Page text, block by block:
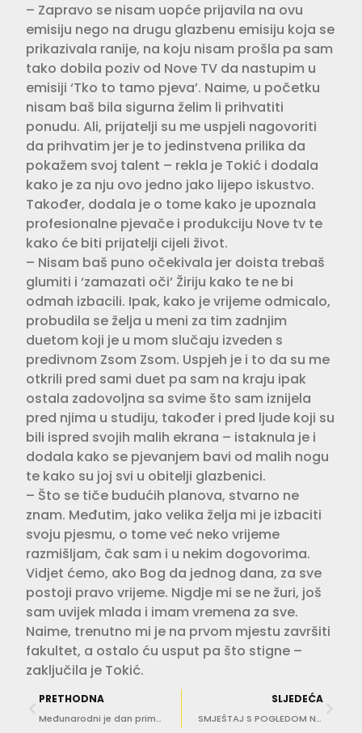
– Zapravo se nisam uopće prijavila na ovu
emisiju nego na drugu glazbenu emisiju koja se
prikazivala ranije, na koju nisam prošla pa sam
tako dobila poziv od Nove TV da nastupim u
emisiji ‘Tko to tamo pjeva’. Naime, u početku
nisam baš bila sigurna želim li prihvatiti
ponudu. Ali, prijatelji su me uspjeli nagovoriti
da prihvatim jer je to jedinstvena prilika da
pokažem svoj talent – rekla je Tokić i dodala
kako je za nju ovo jedno jako lijepo iskustvo.
Također, dodala je o tome kako je upoznala
profesionalne pjevače i produkciju Nove tv te
kako će biti prijatelji cijeli život.
– Nisam baš puno očekivala jer doista trebaš
glumiti i ‘zamazati oči’ Žiriju kako te ne bi
odmah izbacili. Ipak, kako je vrijeme odmicalo,
probudila se želja u meni za tim zadnjim
duetom koji je u mom slučaju izveden s
predivnom Zsom Zsom. Uspjeh je i to da su me
otkrili pred sami duet pa sam na kraju ipak
ostala zadovoljna sa svime što sam iznijela
pred njima u studiju, također i pred ljude koji su
bili ispred svojih malih ekrana – istaknula je i
dodala kako se pjevanjem bavi od malih nogu
te kako su joj svi u obitelji glazbenici.
– Što se tiče budućih planova, stvarno ne
znam. Međutim, jako velika želja mi je izbaciti
svoju pjesmu, o tome već neko vrijeme
razmišljam, čak sam i u nekim dogovorima.
Vidjet ćemo, ako Bog da jednog dana, za sve
postoji pravo vrijeme. Nigdje mi se ne žuri, još
sam uvijek mlada i imam vremena za sve.
Naime, trenutno mi je na prvom mjestu završiti
fakultet, a ostalo ću usput pa što stigne –
zaključila je Tokić.
PRETHODNA
Međunarodni je dan primalja
SLJEDEĆA
SMJEŠTAJ S POGLEDOM NA MORE Nove poste kampera na putu za Copacabanu